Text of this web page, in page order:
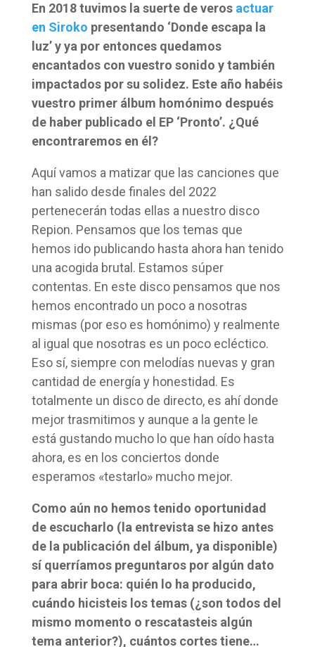
En 2018 tuvimos la suerte de veros actuar
en Siroko presentando ‘Donde escapa la
luz’ y ya por entonces quedamos
encantados con vuestro sonido y también
impactados por su solidez. Este año habéis
vuestro primer álbum homónimo después
de haber publicado el EP ‘Pronto’. ¿Qué
encontraremos en él?
Aquí vamos a matizar que las canciones que
han salido desde finales del 2022
pertenecerán todas ellas a nuestro disco
Repion. Pensamos que los temas que
hemos ido publicando hasta ahora han tenido
una acogida brutal. Estamos súper
contentas. En este disco pensamos que nos
hemos encontrado un poco a nosotras
mismas (por eso es homónimo) y realmente
al igual que nosotras es un poco ecléctico.
Eso sí, siempre con melodías nuevas y gran
cantidad de energía y honestidad. Es
totalmente un disco de directo, es ahí donde
mejor trasmitimos y aunque a la gente le
está gustando mucho lo que han oído hasta
ahora, es en los conciertos donde
esperamos «testarlo» mucho mejor.
Como aún no hemos tenido oportunidad
de escucharlo (la entrevista se hizo antes
de la publicación del álbum, ya disponible)
sí querríamos preguntaros por algún dato
para abrir boca: quién lo ha producido,
cuándo hicisteis los temas (¿son todos del
mismo momento o rescatasteis algún
tema anterior?), cuántos cortes tiene…